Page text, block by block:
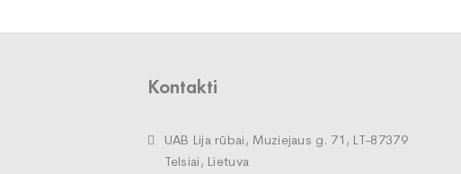
Kontakti
UAB Lija rūbai, Muziejaus g. 71, LT-87379
Telsiai, Lietuva